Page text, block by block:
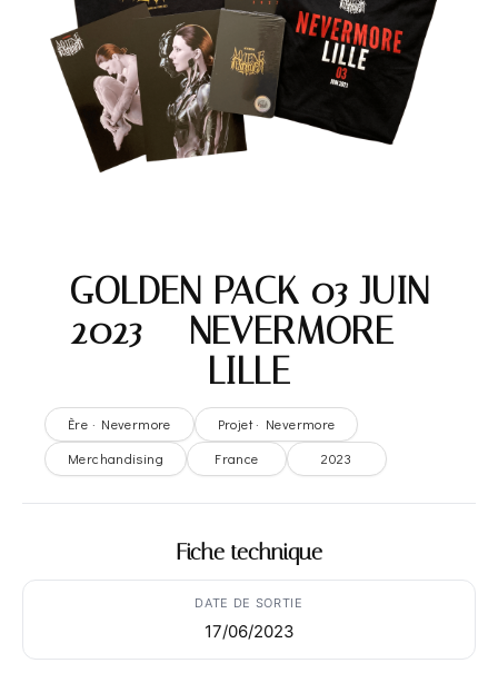
GOLDEN PACK 03 JUIN
2023 – NEVERMORE –
LILLE
Ère · Nevermore
Projet · Nevermore
Merchandising
France 2023
Fiche technique
DATE DE SORTIE
17/06/2023